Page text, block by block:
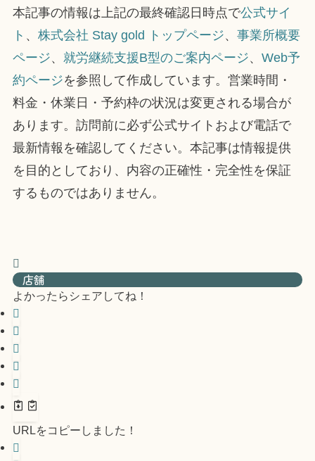
本記事の情報は上記の最終確認日時点で公式サイ
ト 、 株式会社 Stay gold トップページ、 事業所概要
ページ、 就労継続支援B型のご案内ページ、 Web予
約ページを参照して作成しています。営業時間・
料金・休業日・予約枠の状況は変更される場合が
あります。訪問前に必ず公式サイトおよび電話で
最新情報を確認してください。本記事は情報提供
を目的としており、内容の正確性・完全性を保証
するものではありません。
店舗
よかったらシェアしてね！
URLをコピーしました！